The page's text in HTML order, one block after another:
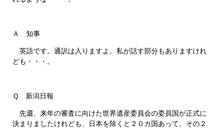
Ａ 知事
英語です。通訳は入りますよ。私が話す部分もありますけれ
ども・・・。
Ｑ 新潟日報
先週、来年の審査に向けた世界遺産委員会の委員国が正式に
決まりましたけれども、日本を除くと２０カ国あって、その２